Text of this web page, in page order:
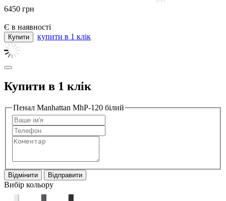
6450 грн
Є в наявності
купити в 1 клік
Купити в 1 клік
Пенал Manhattan MhP-120 білий
Відмінити Відправити
Вибір кольору